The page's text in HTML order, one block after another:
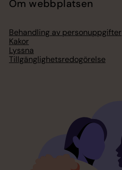
Om webbplatsen
Behandling av personuppgifter
Kakor
Lyssna
Tillgänglighetsredogörelse